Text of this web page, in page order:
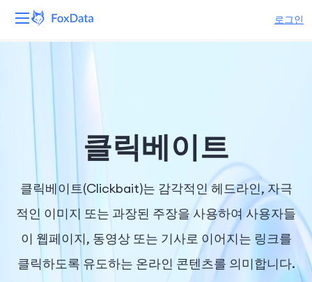
로그인
솔루션
회사
클릭베이트
클릭베이트(Clickbait)는 감각적인 헤드라인, 자극
적인 이미지 또는 과장된 주장을 사용하여 사용자들
이 웹페이지, 동영상 또는 기사로 이어지는 링크를
클릭하도록 유도하는 온라인 콘텐츠를 의미합니다.